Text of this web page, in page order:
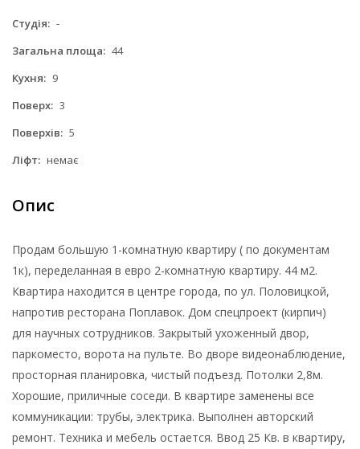
Студія: -
Загальна площа: 44
Кухня: 9
Поверх: 3
Поверхів: 5
Ліфт: немає
Опис
Продам большую 1-комнатную квартиру ( по документам
1к), переделанная в евро 2-комнатную квартиру. 44 м2.
Квартира находится в центре города, по ул. Половицкой,
напротив ресторана Поплавок. Дом спецпроект (кирпич)
для научных сотрудников. Закрытый ухоженный двор,
паркоместо, ворота на пульте. Во дворе видеонаблюдение,
просторная планировка, чистый подъезд. Потолки 2,8м.
Хорошие, приличные соседи. В квартире заменены все
коммуникации: трубы, электрика. Выполнен авторский
ремонт. Техника и мебель остается. Ввод 25 Кв. в квартиру,